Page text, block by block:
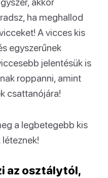
ha meghallod
A vicces kis
egyszerűnek
jelentésük is
roppanni, amint
csattanójára!
a legbetegebb kis
az osztálytól,